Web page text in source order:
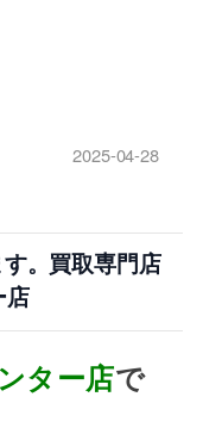
2025-04-28
。買取専門店
店
ター店で